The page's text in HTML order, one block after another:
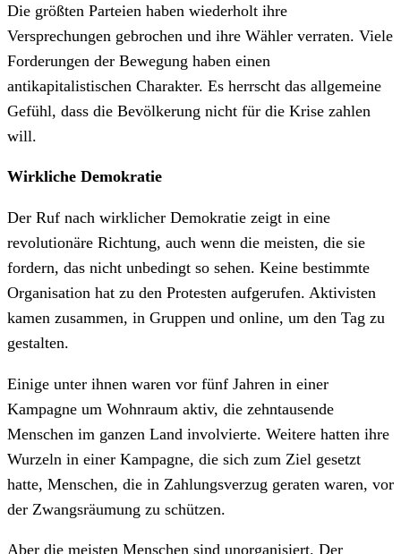
Die größten Parteien haben wiederholt ihre
Versprechungen gebrochen und ihre Wähler verraten. Viele
Forderungen der Bewegung haben einen
antikapitalistischen Charakter. Es herrscht das allgemeine
Gefühl, dass die Bevölkerung nicht für die Krise zahlen
will.
Wirkliche Demokratie
Der Ruf nach wirklicher Demokratie zeigt in eine
revolutionäre Richtung, auch wenn die meisten, die sie
fordern, das nicht unbedingt so sehen. Keine bestimmte
Organisation hat zu den Protesten aufgerufen. Aktivisten
kamen zusammen, in Gruppen und online, um den Tag zu
gestalten.
Einige unter ihnen waren vor fünf Jahren in einer
Kampagne um Wohnraum aktiv, die zehntausende
Menschen im ganzen Land involvierte. Weitere hatten ihre
Wurzeln in einer Kampagne, die sich zum Ziel gesetzt
hatte, Menschen, die in Zahlungsverzug geraten waren, vor
der Zwangsräumung zu schützen.
Aber die meisten Menschen sind unorganisiert. Der